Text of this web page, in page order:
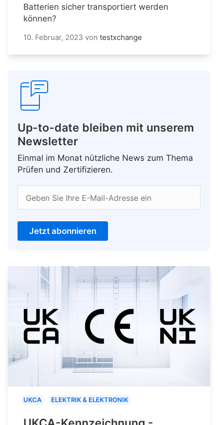
Batterien sicher transportiert werden
können?
10. Februar, 2023 von testxchange
Up-to-date bleiben mit unserem
Newsletter
Einmal im Monat nützliche News zum Thema
Prüfen und Zertifizieren.
Geben Sie Ihre E-Mail-Adresse ein
Jetzt abonnieren
UKCA ELEKTRIK & ELEKTRONIK